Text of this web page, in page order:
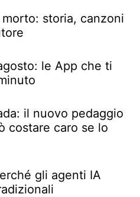
storia, canzoni
le App che ti
il nuovo pedaggio
costare caro se lo
gli agenti IA